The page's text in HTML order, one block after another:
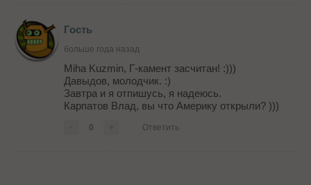
Гость
больше года назад
Miha Kuzmin, Г-камент засчитан! :)))
Давыдов, молодчик. :)
Завтра и я отпишусь, я надеюсь.
Карпатов Влад, вы что Америку открыли? )))
0 Ответить